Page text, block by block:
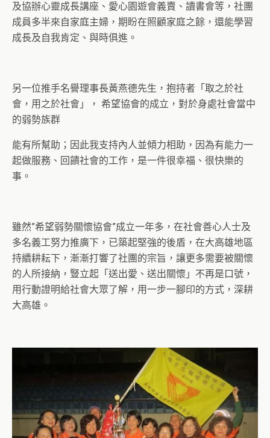
及協辦心靈成長講座、愛心園遊會義賣、讀書會等，社團
成員多半來自家庭主婦，期盼在照顧家庭之餘，還能學習
成長及自我肯定、與時俱進。
另一位推手名譽理事長黃燕德先生，抱持者「取之於社
會，用之於社會」， 希望協會的成立，對於身處社會當中
的弱勢族群
能有所幫助；因此我支持內人並傾力相助，因為有能力一
起做服務、回饋社會的工作，是一件很幸福、很快樂的
事。
雖然”希望弱勢關懷協會”成立一年多，在社會善心人士及
多名義工努力推廣下，已築起堅強的後盾，在大高雄地區
持續耕耘下，漸漸打響了社團的宗旨，讓更多需要被關懷
的人所接納，豎立起「送出愛、送出關懷」不再是口號，
用行動證明給社會大眾了解，用一步一腳印的方式，深耕
大高雄。